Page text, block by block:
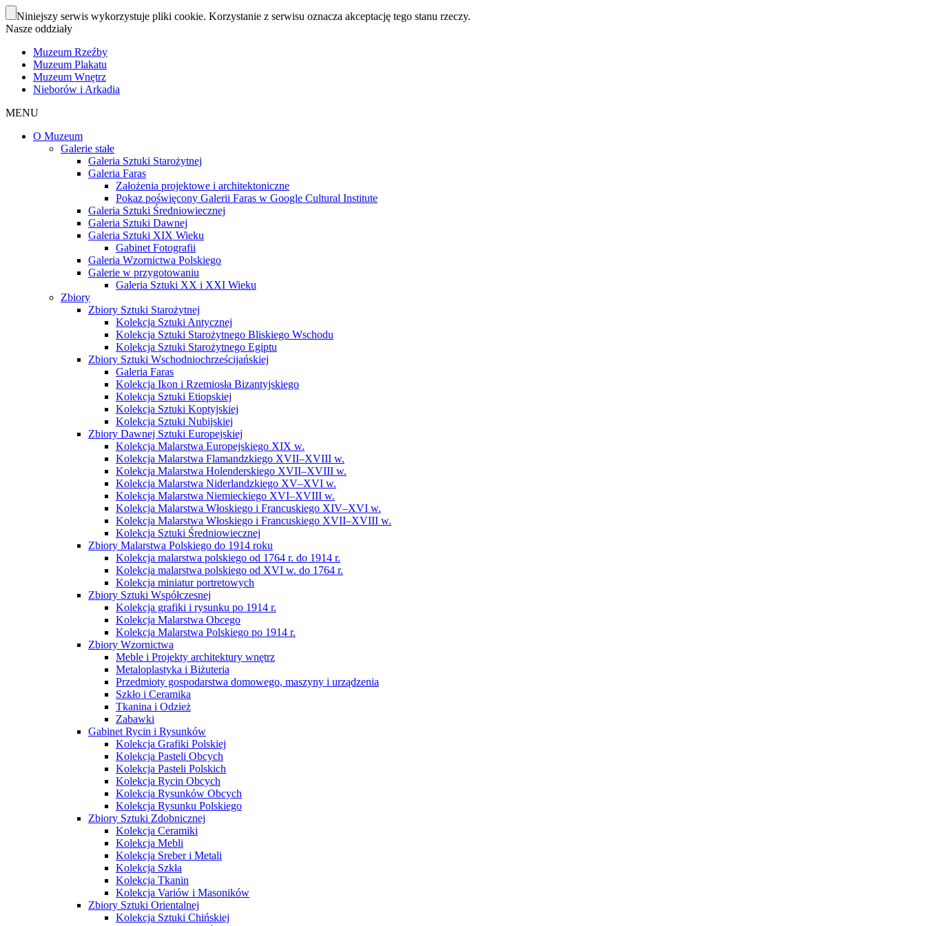
Niniejszy serwis wykorzystuje pliki cookie. Korzystanie z serwisu oznacza akceptację tego stanu rzeczy.
Nasze oddziały
Muzeum Rzeźby
Muzeum Plakatu
Muzeum Wnętrz
Nieborów i Arkadia
MENU
O Muzeum
Galerie stałe
Galeria Sztuki Starożytnej
Galeria Faras
Założenia projektowe i architektoniczne
Pokaz poświęcony Galerii Faras w Google Cultural Institute
Galeria Sztuki Średniowiecznej
Galeria Sztuki Dawnej
Galeria Sztuki XIX Wieku
Gabinet Fotografii
Galeria Wzornictwa Polskiego
Galerie w przygotowaniu
Galeria Sztuki XX i XXI Wieku
Zbiory
Zbiory Sztuki Starożytnej
Kolekcja Sztuki Antycznej
Kolekcja Sztuki Starożytnego Bliskiego Wschodu
Kolekcja Sztuki Starożytnego Egiptu
Zbiory Sztuki Wschodniochrześcijańskiej
Galeria Faras
Kolekcja Ikon i Rzemiosła Bizantyjskiego
Kolekcja Sztuki Etiopskiej
Kolekcja Sztuki Koptyjskiej
Kolekcja Sztuki Nubijskiej
Zbiory Dawnej Sztuki Europejskiej
Kolekcja Malarstwa Europejskiego XIX w.
Kolekcja Malarstwa Flamandzkiego XVII–XVIII w.
Kolekcja Malarstwa Holenderskiego XVII–XVIII w.
Kolekcja Malarstwa Niderlandzkiego XV–XVI w.
Kolekcja Malarstwa Niemieckiego XVI–XVIII w.
Kolekcja Malarstwa Włoskiego i Francuskiego XIV–XVI w.
Kolekcja Malarstwa Włoskiego i Francuskiego XVII–XVIII w.
Kolekcja Sztuki Średniowiecznej
Zbiory Malarstwa Polskiego do 1914 roku
Kolekcja malarstwa polskiego od 1764 r. do 1914 r.
Kolekcja malarstwa polskiego od XVI w. do 1764 r.
Kolekcja miniatur portretowych
Zbiory Sztuki Współczesnej
Kolekcja grafiki i rysunku po 1914 r.
Kolekcja Malarstwa Obcego
Kolekcja Malarstwa Polskiego po 1914 r.
Zbiory Wzornictwa
Meble i Projekty architektury wnętrz
Metaloplastyka i Biżuteria
Przedmioty gospodarstwa domowego, maszyny i urządzenia
Szkło i Ceramika
Tkanina i Odzież
Zabawki
Gabinet Rycin i Rysunków
Kolekcja Grafiki Polskiej
Kolekcja Pasteli Obcych
Kolekcja Pasteli Polskich
Kolekcja Rycin Obcych
Kolekcja Rysunków Obcych
Kolekcja Rysunku Polskiego
Zbiory Sztuki Zdobnicznej
Kolekcja Ceramiki
Kolekcja Mebli
Kolekcja Sreber i Metali
Kolekcja Szkła
Kolekcja Tkanin
Kolekcja Variów i Masoników
Zbiory Sztuki Orientalnej
Kolekcja Sztuki Chińskiej